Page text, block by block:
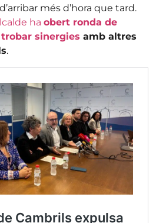
més d’hora que tard.
ha obert ronda de
sinergies amb altres
.